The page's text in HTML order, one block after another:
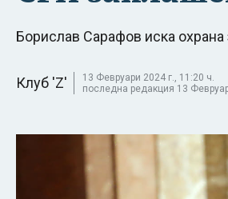
Борислав Сарафов иска охрана
Клуб 'Z'
13 Февруари 2024 г., 11:20 ч.
последна редакция 13